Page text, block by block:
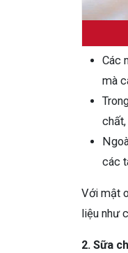
Các
mà
các
Với mật
liệu như
2. Sữa